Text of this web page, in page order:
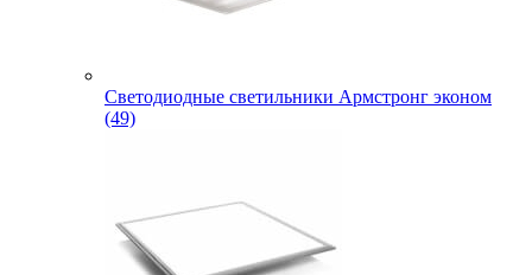
Светодиодные светильники Армстронг эконом
(49)